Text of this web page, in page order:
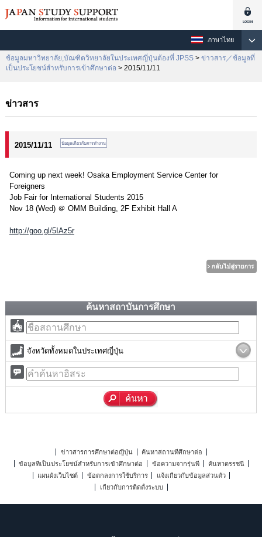
ภาษาไทย
ข้อมูลมหาวิทยาลัย,บัณฑิตวิทยาลัยในประเทศญี่ปุ่นต้องที่ JPSS > ข่าวสาร／ข้อมูลที่
เป็นประโยชน์สำหรับการเข้าศึกษาต่อ > 2015/11/11
ข่าวสาร
2015/11/11
Coming up next week! Osaka Employment Service Center for
Foreigners
Job Fair for International Students 2015
Nov 18 (Wed) ＠ OMM Building, 2F Exhibit Hall A
http://goo.gl/5IAz5r
ค้นหาสถาบันการศึกษา
จังหวัดทั้งหมดในประเทศญี่ปุ่น
ข่าวสารการศึกษาต่อญี่ปุ่น
ค้นหาสถานที่ศึกษาต่อ
ข้อมูลที่เป็นประโยชน์สำหรับการเข้าศึกษาต่อ
ข้อความจากรุ่นพี่
ค้นหาดรรชนี
แผนผังเว็บไซต์
ข้อตกลงการใช้บริการ
แจ้งเกี่ยวกับข้อมูลส่วนตัว
เกี่ยวกับการติดตั้งระบบ